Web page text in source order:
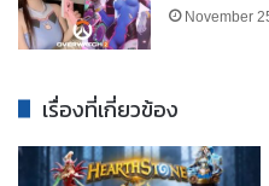
November
เรื่องที่เกี่ยวข้อง